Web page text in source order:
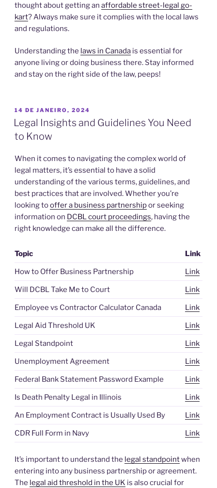
thought about getting an affordable street-legal go-
kart? Always make sure it complies with the local laws
and regulations.
Understanding the laws in Canada is essential for
anyone living or doing business there. Stay informed
and stay on the right side of the law, peeps!
PUBLICADO
EM
14 DE JANEIRO, 2024
Legal Insights and Guidelines You Need
to Know
When it comes to navigating the complex world of
legal matters, it’s essential to have a solid
understanding of the various terms, guidelines, and
best practices that are involved. Whether you’re
looking tooffer a business partnershipor seeking
information on DCBL court proceedings, having the
right knowledge can make all the difference.
Topic Link
How to Offer Business Partnership Link
Will DCBL Take Me to Court Link
Employee vs Contractor Calculator Canada Link
Legal Aid Threshold UK Link
Legal Standpoint Link
Unemployment Agreement Link
Federal Bank Statement Password Example Link
Is Death Penalty Legal in Illinois Link
An Employment Contract is Usually Used By Link
CDR Full Form in Navy Link
It’s important to understand the legal standpointwhen
entering into any business partnership or agreement.
The legal aid threshold in the UK is also crucial for